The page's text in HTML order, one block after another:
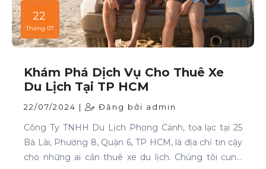
22
Tháng 07
Khám Phá Dịch Vụ Cho Thuê Xe
Du Lịch Tại TP HCM
22/07/2024 | Đăng bởi admin
Công Ty TNHH Du Lịch Phong Cảnh, tọa lạc tại 25
Bà Lài, Phường 8, Quận 6, TP HCM, là địa chỉ tin cậy
cho những ai cần thuê xe du lịch. Chúng tôi cung